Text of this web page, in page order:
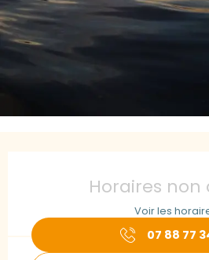
Horaires non
Voir les
07 88 77